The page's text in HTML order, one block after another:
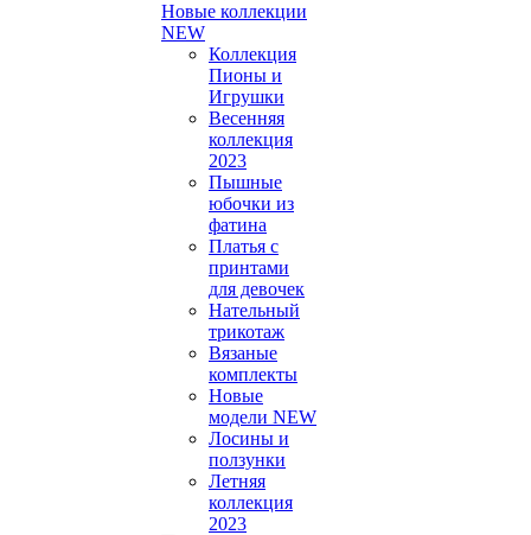
Новые коллекции
NEW
Коллекция
Пионы и
Игрушки
Весенняя
коллекция
2023
Пышные
юбочки из
фатина
Платья с
принтами
для девочек
Нательный
трикотаж
Вязаные
комплекты
Новые
модели NEW
Лосины и
ползунки
Летняя
коллекция
2023